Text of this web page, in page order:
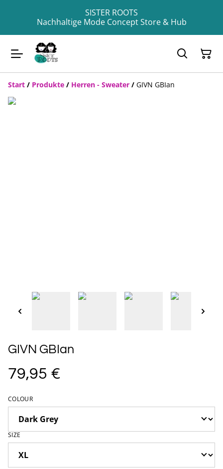
SISTER ROOTS
Nachhaltige Mode Concept Store & Hub
Start / Produkte / Herren - Sweater / GIVN GBIan
GIVN GBIan
79,95 €
COLOUR
SIZE